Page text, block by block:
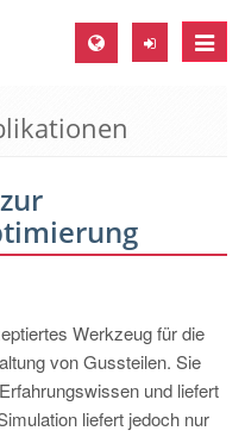
Toggle
Werkzeug für die
von Gussteilen. Sie
und liefert
liefert jedoch nur